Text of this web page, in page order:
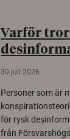
Varför tror
30 juli 2026
Personer som är
för rysk
från